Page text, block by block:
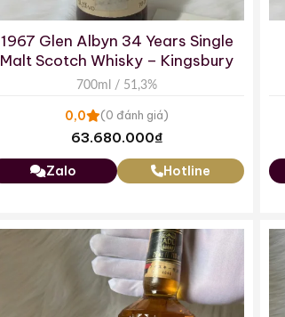
1967 Glen Albyn 34 Years Single
Malt Scotch Whisky – Kingsbury
700ml / 51,3%
0,0 (0 đánh giá)
63.680.000₫
Zalo Hotline